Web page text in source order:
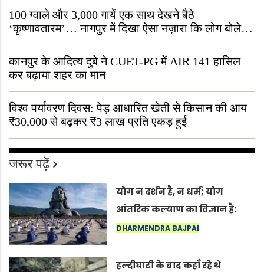
100 ग्वाले और 3,000 गायें एक साथ देखने बैठे
‘कृष्णावतारम’… नागपुर में दिखा ऐसा नज़ारा कि लोग बोले,
“ऐसा तो सिर्फ़ कृष्ण ही कर सकते हैं”
कानपुर के आदित्य दुबे ने CUET-PG में AIR 141 हासिल
कर बढ़ाया शहर का मान
विश्व पर्यावरण दिवस: पेड़ आधारित खेती से किसान की आय
₹30,000 से बढ़कर ₹3 लाख प्रति एकड़ हुई
जरूर पढ़ें
योग न दर्शन है, न धर्म; योग
आंतरिक कल्याण का विज्ञान है:
अंतरराष्ट्रीय योग दिवस 2026 पर
DHARMENDRA BAJPAI
हल्दीघाटी के बाद कहाँ रहे थे